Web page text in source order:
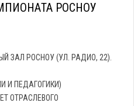
РОСНОУ
ЗАЛ РОСНОУ (УЛ. РАДИО, 22).
И ПЕДАГОГИКИ)
ОТРАСЛЕВОГО